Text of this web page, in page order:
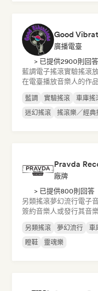
Good
廣播電臺
> 已提供2900則回答
藍調電子搖滾實驗搖滾
在電臺播放音樂人的作品
藍調 實驗搖滾 車庫搖
迷幻搖滾
搖滾樂／經典
Pravda
廠牌
> 已提供800則回答
另類搖滾夢幻流行電子
簽約音樂人或發行其音
另類搖滾 夢幻流行 車
瞪鞋
靈魂樂